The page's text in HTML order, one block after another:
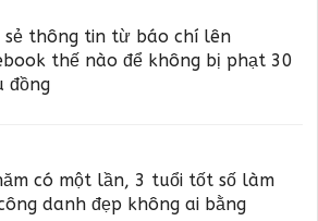
sẻ thông tin từ báo chí lên
thế nào để không bị phạt 30
đồng
có một lần, 3 tuổi tốt số làm
danh đẹp không ai bằng